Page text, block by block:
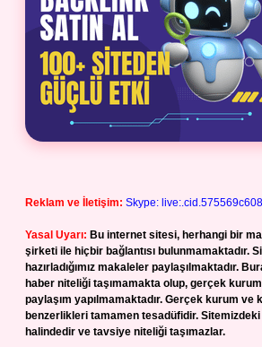
Reklam ve İletişim: Skype:
Yasal Uyarı: Bu internet sitesi, herhangi bir
şirketi ile hiçbir bağlantısı bulunmamaktadır.
hazırladığımız makaleler paylaşılmaktadır.
haber niteliği taşımamakta olup, gerçek
paylaşım yapılmamaktadır. Gerçek kurum ve
benzerlikleri tamamen tesadüfidir.
halindedir ve tavsiye niteliği taşımazlar.